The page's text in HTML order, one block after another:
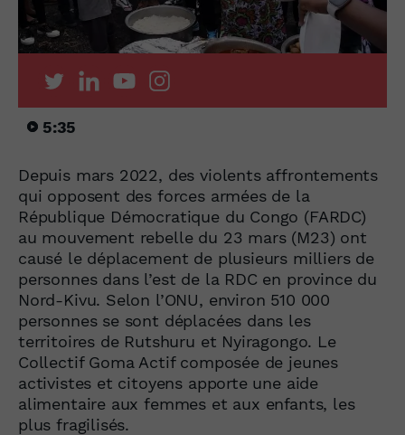
5:35
Depuis mars 2022, des violents affrontements
qui opposent des forces armées de la
République Démocratique du Congo (FARDC)
au mouvement rebelle du 23 mars (M23) ont
causé le déplacement de plusieurs milliers de
personnes dans l’est de la RDC en province du
Nord-Kivu. Selon l’ONU, environ 510 000
personnes se sont déplacées dans les
territoires de Rutshuru et Nyiragongo. Le
Collectif Goma Actif composée de jeunes
activistes et citoyens apporte une aide
alimentaire aux femmes et aux enfants, les
plus fragilisés.